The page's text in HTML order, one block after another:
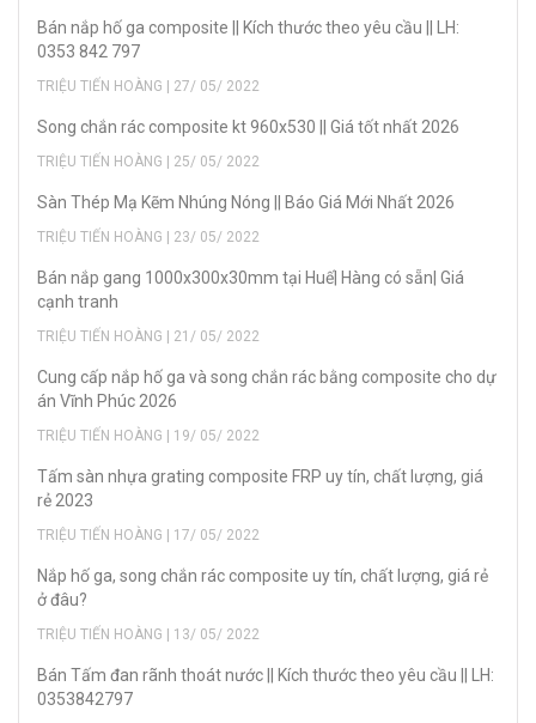
Bán nắp hố ga composite || Kích thước theo yêu cầu || LH:
0353 842 797
TRIỆU TIẾN HOÀNG | 27/ 05/ 2022
Song chắn rác composite kt 960x530 || Giá tốt nhất 2026
TRIỆU TIẾN HOÀNG | 25/ 05/ 2022
Sàn Thép Mạ Kẽm Nhúng Nóng || Báo Giá Mới Nhất 2026
TRIỆU TIẾN HOÀNG | 23/ 05/ 2022
Bán nắp gang 1000x300x30mm tại Huế| Hàng có sẵn| Giá
cạnh tranh
TRIỆU TIẾN HOÀNG | 21/ 05/ 2022
Cung cấp nắp hố ga và song chắn rác bằng composite cho dự
án Vĩnh Phúc 2026
TRIỆU TIẾN HOÀNG | 19/ 05/ 2022
Tấm sàn nhựa grating composite FRP uy tín, chất lượng, giá
rẻ 2023
TRIỆU TIẾN HOÀNG | 17/ 05/ 2022
Nắp hố ga, song chắn rác composite uy tín, chất lượng, giá rẻ
ở đâu?
TRIỆU TIẾN HOÀNG | 13/ 05/ 2022
Bán Tấm đan rãnh thoát nước || Kích thước theo yêu cầu || LH:
0353842797